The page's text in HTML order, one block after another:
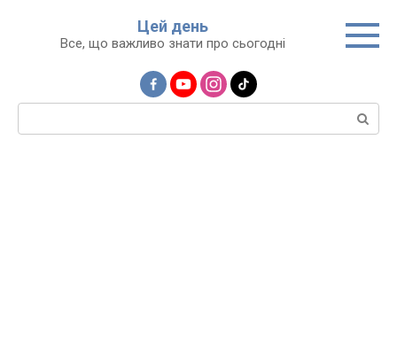
Цей день
Все, що важливо знати про сьогодні
Пошук: